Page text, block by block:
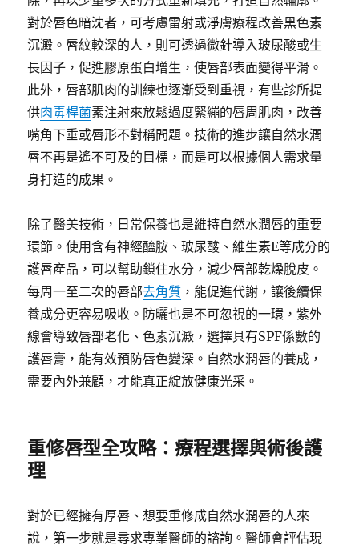
對於唇色暗沈者，可考慮雷射或淨膚療程改善黑色素
沉澱。唇紋較深的人，則可透過微針導入玻尿酸或生
長因子，促進膠原蛋白增生，使唇部表面變得平滑。
此外，唇部肌肉的訓練也逐漸受到重視，有些診所提
供肉毒桿菌素注射來放鬆過度緊繃的唇周肌肉，改善
嘴角下垂或唇形不對稱問題。技術的進步讓自然水潤
唇不再是遙不可及的目標，而是可以根據個人需求量
身打造的成果。
除了醫美技術，日常保養也是維持自然水潤唇的重要
環節。使用含有神經醯胺、玻尿酸、維生素E等成分的
護唇產品，可以幫助鎖住水分，減少唇部乾燥脫皮。
每周一至二次的唇部去角質 ，能促進代謝，讓後續保
養成分更容易吸收。防曬也是不可忽視的一環，紫外
線會導致唇部老化、色素沉澱，選擇具有SPF係數的
護唇膏，能有效預防唇色變深。自然水潤唇的養成，
需要內外兼顧，才能真正綻放健康光采。
重修唇型全攻略：療程選擇與術後護
理
對於已經擁有厚唇、想要重修成自然水潤唇的人來
說，第一步就是尋求專業醫師的諮詢。醫師會評估現